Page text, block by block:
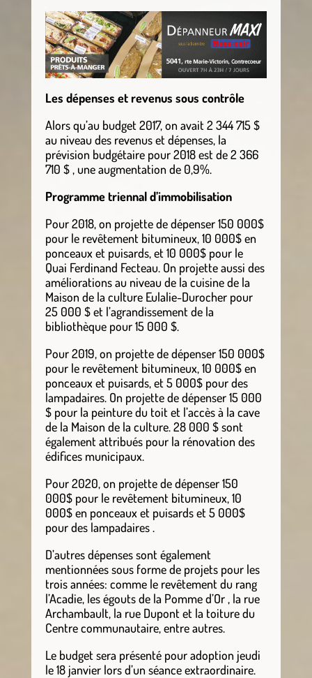
Les dépenses et revenus sous contrôle
Alors qu’au budget 2017, on avait 2 344 715 $
au niveau des revenus et dépenses, la
prévision budgétaire pour 2018 est de 2 366
710 $ , une augmentation de 0,9%.
Programme triennal d’immobilisation
Pour 2018, on projette de dépenser 150 000$
pour le revêtement bitumineux, 10 000$ en
ponceaux et puisards, et 10 000$ pour le
Quai Ferdinand Fecteau. On projette aussi des
améliorations au niveau de la cuisine de la
Maison de la culture Eulalie-Durocher pour
25 000 $ et l’agrandissement de la
bibliothèque pour 15 000 $.
Pour 2019, on projette de dépenser 150 000$
pour le revêtement bitumineux, 10 000$ en
ponceaux et puisards, et 5 000$ pour des
lampadaires. On projette de dépenser 15 000
$ pour la peinture du toit et l’accès à la cave
de la Maison de la culture. 28 000 $ sont
également attribués pour la rénovation des
édifices municipaux.
Pour 2020, on projette de dépenser 150
000$ pour le revêtement bitumineux, 10
000$ en ponceaux et puisards et 5 000$
pour des lampadaires .
D’autres dépenses sont également
mentionnées sous forme de projets pour les
trois années: comme le revêtement du rang
l’Acadie, les égouts de la Pomme d’Or , la rue
Archambault, la rue Dupont et la toiture du
Centre communautaire, entre autres.
Le budget sera présenté pour adoption jeudi
le 18 janvier lors d’un séance extraordinaire.